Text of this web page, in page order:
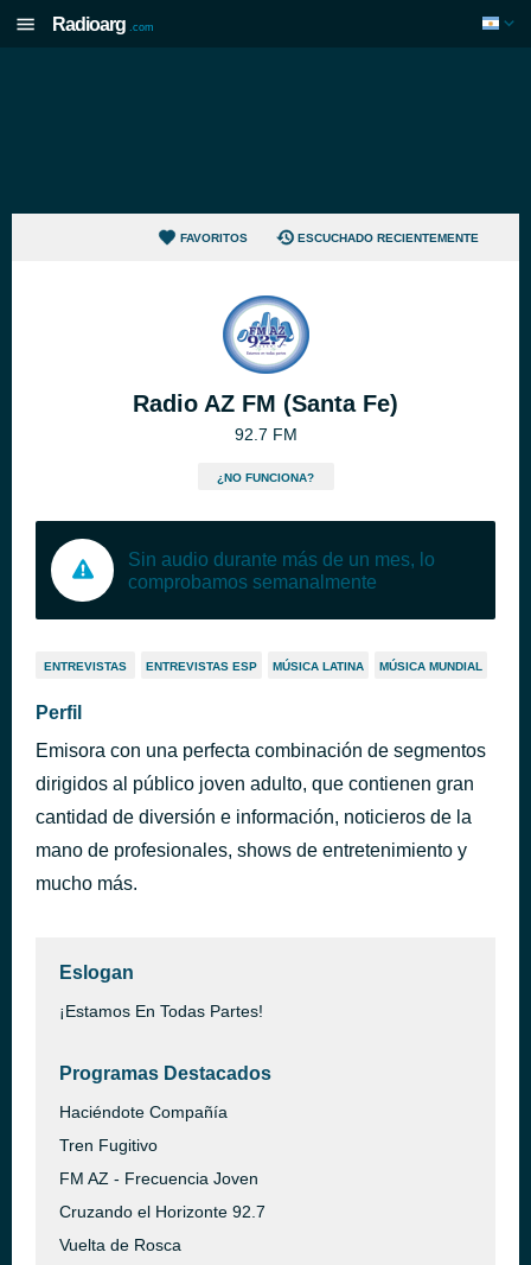
Radioarg .com
FAVORITOS ESCUCHADO RECIENTEMENTE
Radio AZ FM (Santa Fe)
92.7 FM
¿NO FUNCIONA?
Sin audio durante más de un mes, lo
comprobamos semanalmente
ENTREVISTAS ENTREVISTAS ESP MÚSICA LATINA MÚSICA MUNDIAL
Perfil
Emisora con una perfecta combinación de segmentos
dirigidos al público joven adulto, que contienen gran
cantidad de diversión e información, noticieros de la
mano de profesionales, shows de entretenimiento y
mucho más.
Eslogan
¡Estamos En Todas Partes!
Programas Destacados
Haciéndote Compañía
Tren Fugitivo
FM AZ - Frecuencia Joven
Cruzando el Horizonte 92.7
Vuelta de Rosca